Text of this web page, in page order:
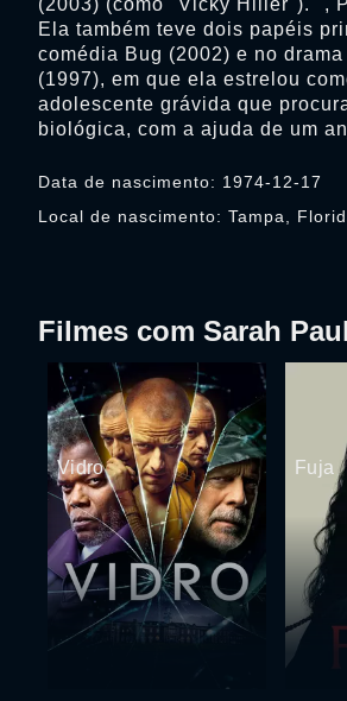
Data de nascimento: 1974-12-17
Local de nascimento: Tampa,
(2003) (como "Vicky Hiller"). ",
Ela também teve dois papéis
comédia Bug (2002) e no
(1997), em que ela estrelou
adolescente grávida que
biológica, com a ajuda de um
Filmes com Sarah
Vidro Fuja